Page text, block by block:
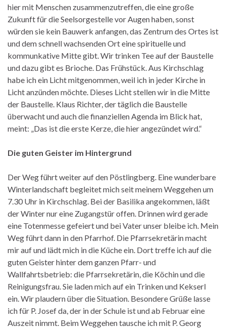
hier mit Menschen zusammenzutreffen, die eine große
Zukunft für die Seelsorgestelle vor Augen haben, sonst
würden sie kein Bauwerk anfangen, das Zentrum des Ortes ist
und dem schnell wachsenden Ort eine spirituelle und
kommunkative Mitte gibt. Wir trinken Tee auf der Baustelle
und dazu gibt es Brioche. Das Frühstück. Aus Kirchschlag
habe ich ein Licht mitgenommen, weil ich in jeder Kirche in
Licht anzünden möchte. Dieses Licht stellen wir in die Mitte
der Baustelle. Klaus Richter, der täglich die Baustelle
überwacht und auch die finanziellen Agenda im Blick hat,
meint: „Das ist die erste Kerze, die hier angezündet wird.“
Die guten Geister im Hintergrund
Der Weg führt weiter auf den Pöstlingberg. Eine wunderbare
Winterlandschaft begleitet mich seit meinem Weggehen um
7.30 Uhr in Kirchschlag. Bei der Basilika angekommen, läßt
der Winter nur eine Zugangstür offen. Drinnen wird gerade
eine Totenmesse gefeiert und bei Vater unser bleibe ich. Mein
Weg führt dann in den Pfarrhof. Die Pfarrsekretärin macht
mir auf und lädt mich in die Küche ein. Dort treffe ich auf die
guten Geister hinter dem ganzen Pfarr- und
Wallfahrtsbetrieb: die Pfarrsekretärin, die Köchin und die
Reinigungsfrau. Sie laden mich auf ein Trinken und Kekserl
ein. Wir plaudern über die Situation. Besondere Grüße lasse
ich für P. Josef da, der in der Schule ist und ab Februar eine
Auszeit nimmt. Beim Weggehen tausche ich mit P. Georg